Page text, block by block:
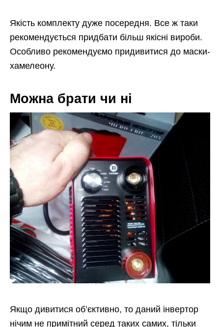
Якість комплекту дуже посередня. Все ж таки
рекомендується придбати більш якісні вироби.
Особливо рекомендуємо придивитися до маски-
хамелеону.
Можна брати чи ні
Якщо дивитися об’єктивно, то даний інвертор
нічим не примітний серед таких самих, тільки